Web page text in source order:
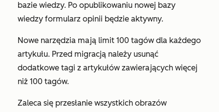
bazie wiedzy. Po opublikowaniu nowej bazy
wiedzy formularz opinii będzie aktywny.
Nowe narzędzia mają limit 100 tagów dla każdego
artykułu. Przed migracją należy usunąć
dodatkowe tagi z artykułów zawierających więcej
niż 100 tagów.
Zaleca się przesłanie wszystkich obrazów